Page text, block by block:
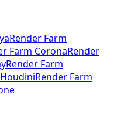
Render Farm
Farm CoronaRender
Render Farm
Render Farm